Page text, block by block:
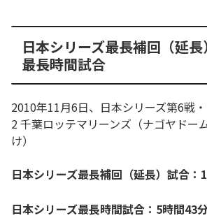
日本シリーズ最長補回（延
最長時間試合
2010年11月6日、日本シリーズ第6戦
2 千葉ロッテマリーンズ（ナゴヤドー
け）
日本シリーズ最長補回（延長）試合：
日本シリーズ最長時間試合：5時間43